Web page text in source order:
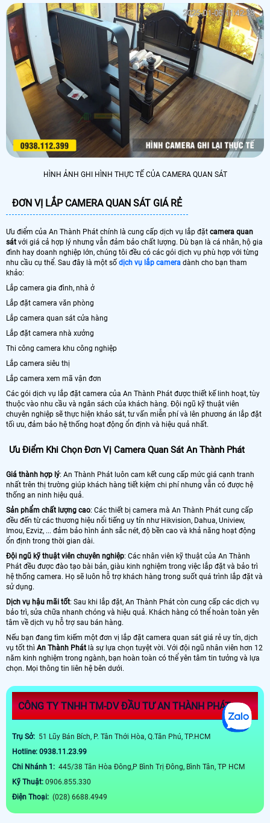
HÌNH ẢNH GHI HÌNH THỰC TẾ CỦA CAMERA QUAN SÁT
ĐƠN VỊ LẮP CAMERA QUAN SÁT GIÁ RẺ
Ưu điểm của An Thành Phát chính là cung cấp dịch vụ lắp đặt camera quan
sát với giá cả hợp lý nhưng vẫn đảm bảo chất lượng. Dù bạn là cá nhân, hộ gia
đình hay doanh nghiệp lớn, chúng tôi đều có các gói dịch vụ phù hợp với từng
nhu cầu cụ thể. Sau đây là một số dịch vụ lắp camera dành cho bạn tham
khảo:
Lắp camera gia đình, nhà ở
Lắp đặt camera văn phòng
Lắp camera quan sát cửa hàng
Lắp đặt camera nhà xưởng
Thi công camera khu công nghiệp
Lắp camera siêu thị
Lắp camera xem mã vận đơn
Các gói dịch vụ lắp đặt camera của An Thành Phát được thiết kế linh hoạt, tùy
thuộc vào nhu cầu và ngân sách của khách hàng. Đội ngũ kỹ thuật viên
chuyên nghiệp sẽ thực hiện khảo sát, tư vấn miễn phí và lên phương án lắp đặt
tối ưu, đảm bảo hệ thống hoạt động ổn định và hiệu quả nhất.
Ưu Điểm Khi Chọn Đơn Vị Camera Quan Sát An Thành Phát
Giá thành hợp lý: An Thành Phát luôn cam kết cung cấp mức giá cạnh tranh
nhất trên thị trường giúp khách hàng tiết kiệm chi phí nhưng vẫn có được hệ
thống an ninh hiệu quả.
Sản phẩm chất lượng cao: Các thiết bị camera mà An Thành Phát cung cấp
đều đến từ các thương hiệu nổi tiếng uy tín như Hikvision, Dahua, Uniview,
Imou, Ezviz, ... đảm bảo hình ảnh sắc nét, độ bền cao và khả năng hoạt động
ổn định trong thời gian dài.
Đội ngũ kỹ thuật viên chuyên nghiệp: Các nhân viên kỹ thuật của An Thành
Phát đều được đào tạo bài bản, giàu kinh nghiệm trong việc lắp đặt và bảo trì
hệ thống camera. Họ sẽ luôn hỗ trợ khách hàng trong suốt quá trình lắp đặt và
sử dụng.
Dịch vụ hậu mãi tốt: Sau khi lắp đặt, An Thành Phát còn cung cấp các dịch vụ
bảo trì, sửa chữa nhanh chóng và hiệu quả. Khách hàng có thể hoàn toàn yên
tâm về dịch vụ hỗ trợ sau bán hàng.
Nếu bạn đang tìm kiếm một đơn vị lắp đặt camera quan sát giá rẻ uy tín, dịch
vụ tốt thì An Thành Phát là sự lựa chọn tuyệt vời. Với đội ngũ nhân viên hơn 12
năm kinh nghiệm trong ngành, bạn hoàn toàn có thể yên tâm tin tưởng và lựa
chọn. Mọi thông tin liên hệ bên dưới.
CÔNG TY TNHH TM-DV ĐẦU TƯ AN THÀNH PHÁT
Trụ Sở: 51 Lũy Bán Bích, P. Tân Thới Hòa, Q.Tân Phú, TP.HCM
Hotline: 0938.11.23.99
Chi Nhánh 1: 445/38 Tân Hòa Đông,P Bình Trị Đông, Bình Tân, TP HCM
Kỹ Thuật: 0906.855.330
Điện Thoại: (028) 6688.4949